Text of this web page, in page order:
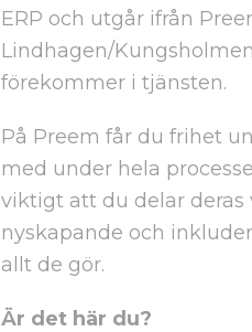
ERP och utgår ifrån
Lindhagen/
förekommer i tjänsten.
På Preem får du frihet
med under hela
viktigt att du delar deras
nyskapande och
allt de gör.
Är det här du?